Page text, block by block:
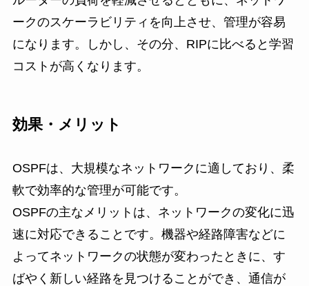
ークのスケーラビリティを向上させ、管理が容易
になります。しかし、その分、RIPに比べると学習
コストが高くなります。
効果・メリット
OSPFは、大規模なネットワークに適しており、柔
軟で効率的な管理が可能です。
OSPFの主なメリットは、ネットワークの変化に迅
速に対応できることです。機器や経路障害などに
よってネットワークの状態が変わったときに、す
ばやく新しい経路を見つけることができ、通信が